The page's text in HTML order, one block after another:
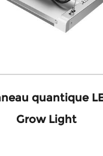
quantique
Grow Light